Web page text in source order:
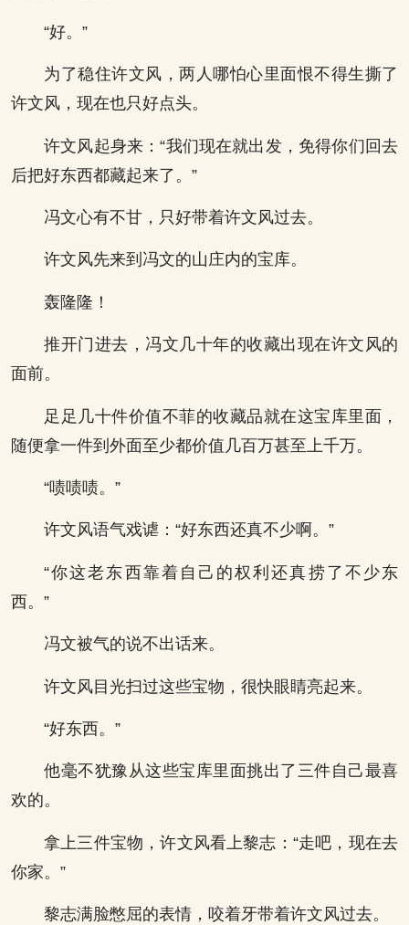
“好。”
为了稳住许文风，两人哪怕心里面恨不得生撕了
许文风，现在也只好点头。
许文风起身来：“我们现在就出发，免得你们回去
后把好东西都藏起来了。”
冯文心有不甘，只好带着许文风过去。
许文风先来到冯文的山庄内的宝库。
轰隆隆！
推开门进去，冯文几十年的收藏出现在许文风的
面前。
足足几十件价值不菲的收藏品就在这宝库里面，
随便拿一件到外面至少都价值几百万甚至上千万。
“啧啧啧。”
许文风语气戏谑：“好东西还真不少啊。”
“你这老东西靠着自己的权利还真捞了不少东
西。”
冯文被气的说不出话来。
许文风目光扫过这些宝物，很快眼睛亮起来。
“好东西。”
他毫不犹豫从这些宝库里面挑出了三件自己最喜
欢的。
拿上三件宝物，许文风看上黎志：“走吧，现在去
你家。”
黎志满脸憋屈的表情，咬着牙带着许文风过去。